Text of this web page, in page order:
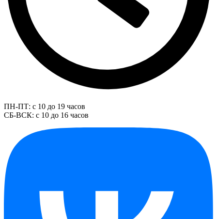
ПН-ПТ: с 10 до 19 часов
СБ-ВСК: с 10 до 16 часов